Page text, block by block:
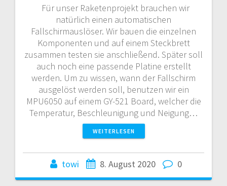
Für unser Raketenprojekt brauchen wir
natürlich einen automatischen
Fallschirmauslöser. Wir bauen die einzelnen
Komponenten und auf einem Steckbrett
zusammen testen sie anschließend. Später soll
auch noch eine passende Platine erstellt
werden. Um zu wissen, wann der Fallschirm
ausgelöst werden soll, benutzen wir ein
MPU6050 auf einem GY-521 Board, welcher die
Temperatur, Beschleunigung und Neigung…
WEITERLESEN
towi 8. August 2020 0